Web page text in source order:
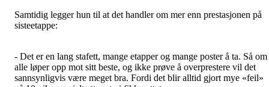
Samtidig legger hun til at det handler om mer enn prestasjonen på
sisteetappe:
- Det er en lang stafett, mange etapper og mange poster å ta. Så om
alle løper opp mot sitt beste, og ikke prøve å overprestere vil det
sannsynligvis være meget bra. Fordi det blir alltid gjort mye «feil»